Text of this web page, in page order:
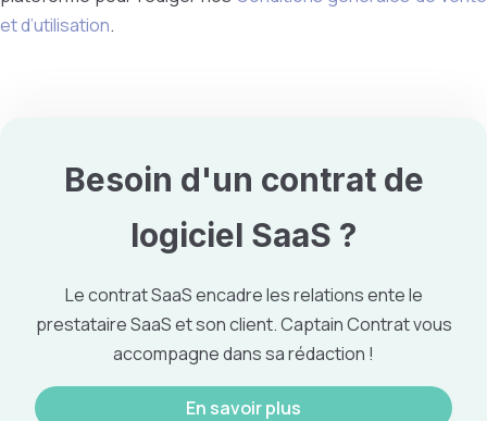
et d’utilisation.
Besoin d'un contrat de
logiciel SaaS ?
Le contrat SaaS encadre les relations ente le
prestataire SaaS et son client. Captain Contrat vous
accompagne dans sa rédaction !
En savoir plus